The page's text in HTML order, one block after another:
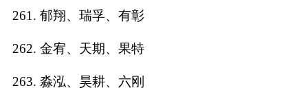
261. 郁翔、瑞孚、有彰
262. 金宥、天期、果特
263. 淼泓、昊耕、六刚